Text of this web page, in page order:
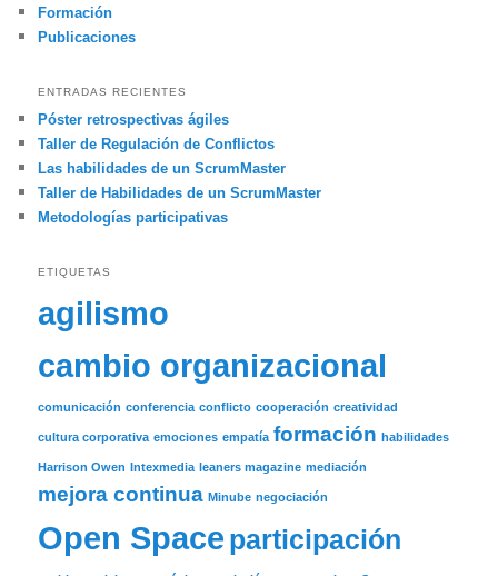
Formación
Publicaciones
ENTRADAS RECIENTES
Póster retrospectivas ágiles
Taller de Regulación de Conflictos
Las habilidades de un ScrumMaster
Taller de Habilidades de un ScrumMaster
Metodologías participativas
ETIQUETAS
agilismo
cambio organizacional
comunicación conferencia conflicto cooperación creatividad
cultura corporativa emociones empatía formación habilidades
Harrison Owen Intexmedia leaners magazine mediación
mejora continua Minube negociación
Open Space participación